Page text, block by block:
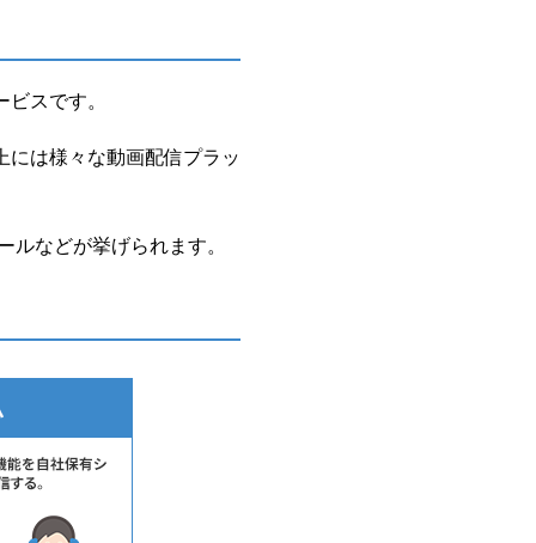
スです。
には様々な動画配信プラッ
などが挙げられます。